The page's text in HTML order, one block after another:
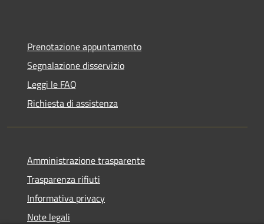
Prenotazione appuntamento
Segnalazione disservizio
Leggi le FAQ
Richiesta di assistenza
Amministrazione trasparente
Trasparenza rifiuti
Informativa privacy
Note legali